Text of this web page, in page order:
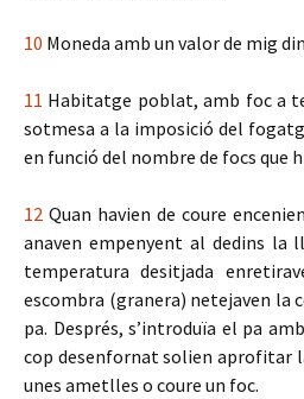
10 Moneda amb un valor de mig
11 Habitatge poblat, amb foc a
sotmesa a la imposició del
en funció del nombre de focs que
12 Quan havien de coure
anaven empenyent al dedins la
temperatura desitjada
escombra (granera) netejaven la
pa. Després, s’introduïa el pa
cop desenfornat solien aprofitar
unes ametlles o coure un foc.